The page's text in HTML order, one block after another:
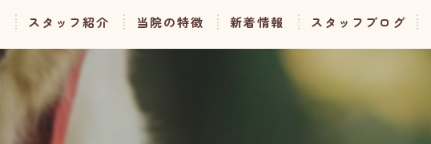
スタッフ紹介 当院の特徴
予防
新着情報 スタッフブログ